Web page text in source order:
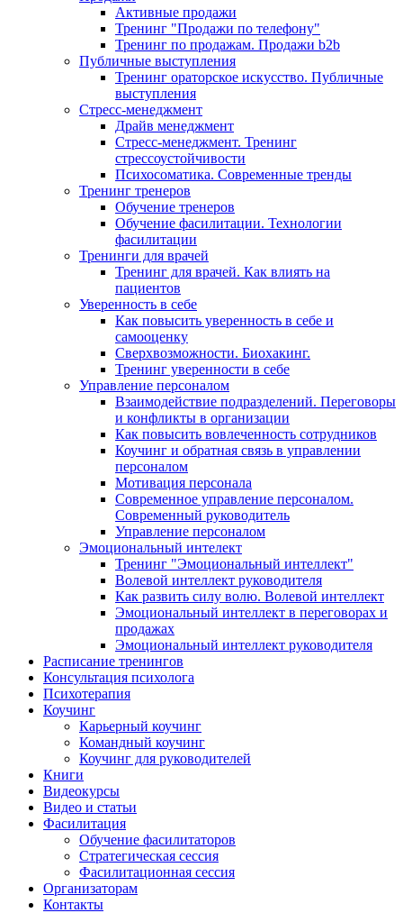
Активные продажи
Тренинг "Продажи по телефону"
Тренинг по продажам. Продажи b2b
Публичные выступления
Тренинг ораторское искусство. Публичные
выступления
Стресс-менеджмент
Драйв менеджмент
Стресс-менеджмент. Тренинг
стрессоустойчивости
Психосоматика. Современные тренды
Тренинг тренеров
Обучение тренеров
Обучение фасилитации. Технологии
фасилитации
Тренинги для врачей
Тренинг для врачей. Как влиять на
пациентов
Уверенность в себе
Как повысить уверенность в себе и
самооценку
Сверхвозможности. Биохакинг.
Тренинг уверенности в себе
Управление персоналом
Взаимодействие подразделений. Переговоры
и конфликты в организации
Как повысить вовлеченность сотрудников
Коучинг и обратная связь в управлении
персоналом
Мотивация персонала
Современное управление персоналом.
Современный руководитель
Управление персоналом
Эмоциональный интелект
Тренинг "Эмоциональный интеллект"
Волевой интеллект руководителя
Как развить силу волю. Волевой интеллект
Эмоциональный интеллект в переговорах и
продажах
Эмоциональный интеллект руководителя
Расписание тренингов
Консультация психолога
Психотерапия
Коучинг
Карьерный коучинг
Командный коучинг
Коучинг для руководителей
Книги
Видеокурсы
Видео и статьи
Фасилитация
Обучение фасилитаторов
Стратегическая сессия
Фасилитационная сессия
Организаторам
Контакты